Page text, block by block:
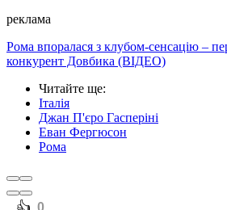
реклама
Рома впоралася з клубом-сенсацію –
конкурент Довбика (ВІДЕО)
Читайте ще:
Італія
Джан П'єро Гасперіні
Еван Фергюсон
Рома